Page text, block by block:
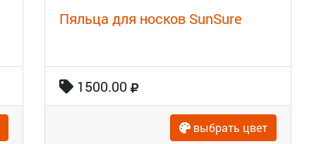
Пяльца для носков SunSure
1500.00
выбрать цвет